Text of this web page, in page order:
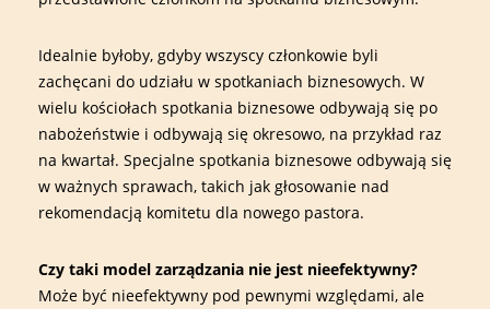
Idealnie byłoby, gdyby wszyscy członkowie byli
zachęcani do udziału w spotkaniach biznesowych. W
wielu kościołach spotkania biznesowe odbywają się po
nabożeństwie i odbywają się okresowo, na przykład raz
na kwartał. Specjalne spotkania biznesowe odbywają się
w ważnych sprawach, takich jak głosowanie nad
rekomendacją komitetu dla nowego pastora.
Czy taki model zarządzania nie jest nieefektywny?
Może być nieefektywny pod pewnymi względami, ale